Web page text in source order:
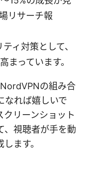
リサーチ報
ィ対策として、
まっています。
の組み合
なれば嬉しいで
クリーンショット
、視聴者が手を動
ます。